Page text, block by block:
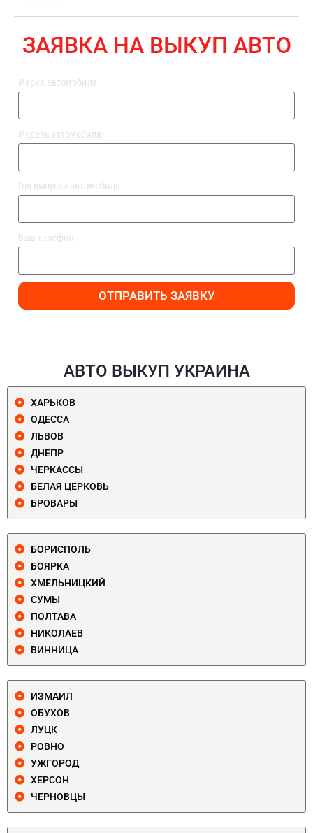
ЗАЯВКА НА ВЫКУП АВТО
Марка автомобиля
Модель автомобиля
Год выпуска автомобиля
Ваш телефон
ОТПРАВИТЬ ЗАЯВКУ
АВТО ВЫКУП УКРАИНА
ХАРЬКОВ
ОДЕССА
ЛЬВОВ
ДНЕПР
ЧЕРКАССЫ
БЕЛАЯ ЦЕРКОВЬ
БРОВАРЫ
БОРИСПОЛЬ
БОЯРКА
ХМЕЛЬНИЦКИЙ
СУМЫ
ПОЛТАВА
НИКОЛАЕВ
ВИННИЦА
ИЗМАИЛ
ОБУХОВ
ЛУЦК
РОВНО
УЖГОРОД
ХЕРСОН
ЧЕРНОВЦЫ